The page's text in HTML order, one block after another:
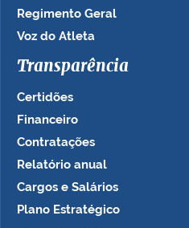
Regimento Geral
Voz do Atleta
Transparência
Certidões
Financeiro
Contratações
Relatório anual
Cargos e Salários
Plano Estratégico